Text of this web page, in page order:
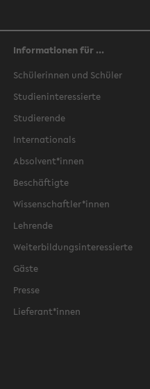
Informationen für ...
Schülerinnen und Schüler
Studieninteressierte
Studierende
Internationals
Absolvent*innen
Beschäftigte
Wissenschaftler*innen
Lehrende
Weiterbildungsinteressierte
Gäste
Presse
Lieferant*innen